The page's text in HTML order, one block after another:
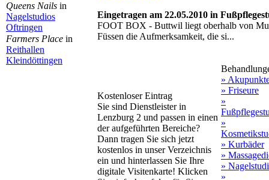
Queens Nails in
Nagelstudios
Oftringen
Farmers Place in
Reithallen
Kleindöttingen
Eingetragen am 22.05.2010 in
FOOT BOX - Buttwil liegt oberhalb von
Füssen die Aufmerksamkeit, die si...
Kostenloser Eintrag
Sie sind Dienstleister in
Lenzburg 2 und passen in einen
der aufgeführten Bereiche?
Dann tragen Sie sich jetzt
kostenlos in unser Verzeichnis
ein und hinterlassen Sie Ihre
digitale Visitenkarte! Klicken
»
» Friseure
»
»
» Kurbäder
»
»
»